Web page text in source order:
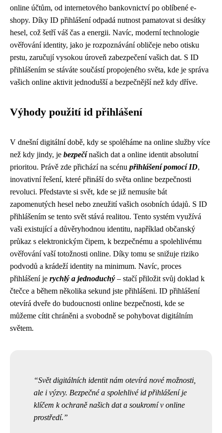
online účtům, od internetového bankovnictví po oblíbené e-
shopy. Díky ID přihlášení odpadá nutnost pamatovat si desítky
hesel, což šetří váš čas a energii. Navíc, moderní technologie
ověřování identity, jako je rozpoznávání obličeje nebo otisku
prstu, zaručují vysokou úroveň zabezpečení vašich dat. S ID
přihlášením se stáváte součástí propojeného světa, kde je správa
vašich online aktivit jednodušší a bezpečnější než kdy dříve.
Výhody použití id přihlášení
V dnešní digitální době, kdy se spoléháme na online služby více
než kdy jindy, je bezpečínašich dat a online identit absolutní
prioritou. Právě zde přichází na scénu přihlášení pomocí ID,
inovativní řešení, které přináší do světa online bezpečnosti
revoluci. Představte si svět, kde se již nemusíte bát
zapomenutých hesel nebo zneužití vašich osobních údajů. S ID
přihlášením se tento svět stává realitou. Tento systém využívá
vaši existující a důvěryhodnou identitu, například občanský
průkaz s elektronickým čipem, k bezpečnému a spolehlivému
ověřování vaší totožnosti online. Díky tomu se snižuje riziko
podvodů a krádeží identity na minimum. Navíc, proces
přihlášení je rychlý a jednoduchý – stačí přiložit svůj doklad k
čtečce a během několika sekund jste přihlášeni. ID přihlášení
otevírá dveře do budoucnosti online bezpečnosti, kde se
můžeme cítit chráněni a svobodně se pohybovat digitálním
světem.
Svět digitálních identit nám otevírá nové možnosti,
ale i výzvy. Bezpečné a spolehlivé id přihlášení je
klíčem k ochraně našich dat a soukromí v online
prostředí.